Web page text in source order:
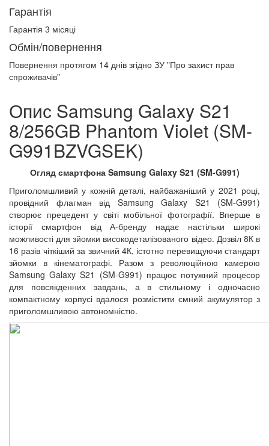
Гарантія
Гарантія 3 місяці
Обмін/повернення
Повернення протягом 14 днів згідно ЗУ "Про захист прав
спроживачів"
Опис Samsung Galaxy S21
8/256GB Phantom Violet (SM-
G991BZVGSEK)
Огляд смартфона Samsung Galaxy S21 (SM-G991)
Приголомшливий у кожній деталі, найбажаніший у 2021 році,
провідний флагман від Samsung Galaxy S21 (SM-G991)
створює прецедент у світі мобільної фотографії. Вперше в
історії смартфон від А-бренду надає настільки широкі
можливості для зйомки високодеталізованого відео. Дозвіл 8К в
16 разів чіткіший за звичний 4К, істотно перевищуючи стандарт
зйомки в кінематографі. Разом з революційною камерою
Samsung Galaxy S21 (SM-G991) працює потужний процесор
для повсякденних завдань, а в стильному і одночасно
компактному корпусі вдалося розмістити ємний акумулятор з
приголомшливою автономністю.